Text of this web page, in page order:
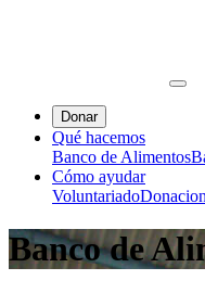
Donar
Qué hacemos
Banco de Alimentos
Cómo ayudar
Voluntariado
Banco de